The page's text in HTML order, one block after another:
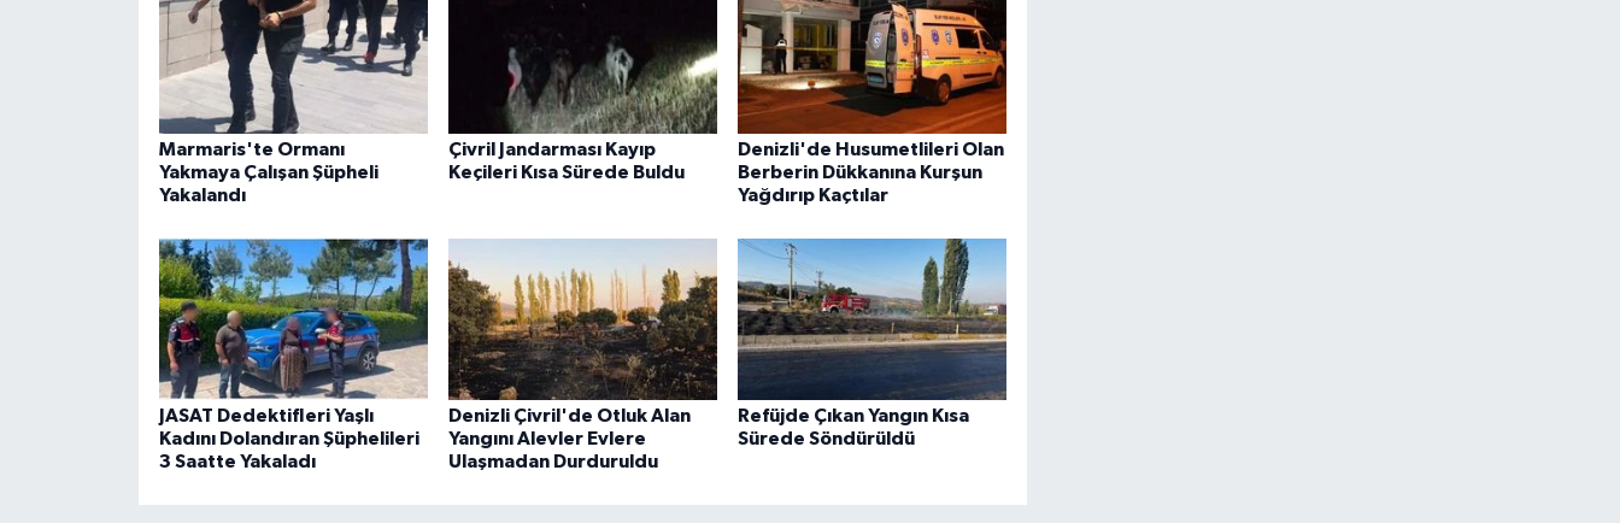
Marmaris'te Ormanı
Yakmaya Çalışan Şüpheli
Yakalandı
Çivril Jandarması Kayıp
Keçileri Kısa Sürede Buldu
Denizli'de Husumetlileri Olan
Berberin Dükkanına Kurşun
Yağdırıp Kaçtılar
JASAT Dedektifleri Yaşlı
Kadını Dolandıran Şüphelileri
3 Saatte Yakaladı
Denizli Çivril'de Otluk Alan
Yangını Alevler Evlere
Ulaşmadan Durduruldu
Refüjde Çıkan Yangın Kısa
Sürede Söndürüldü